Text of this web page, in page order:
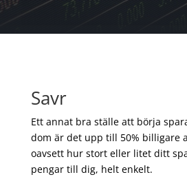
Savr
Ett annat bra ställe att börja
dom är det upp till 50% billigare
oavsett hur stort eller litet ditt
pengar till dig, helt enkelt.